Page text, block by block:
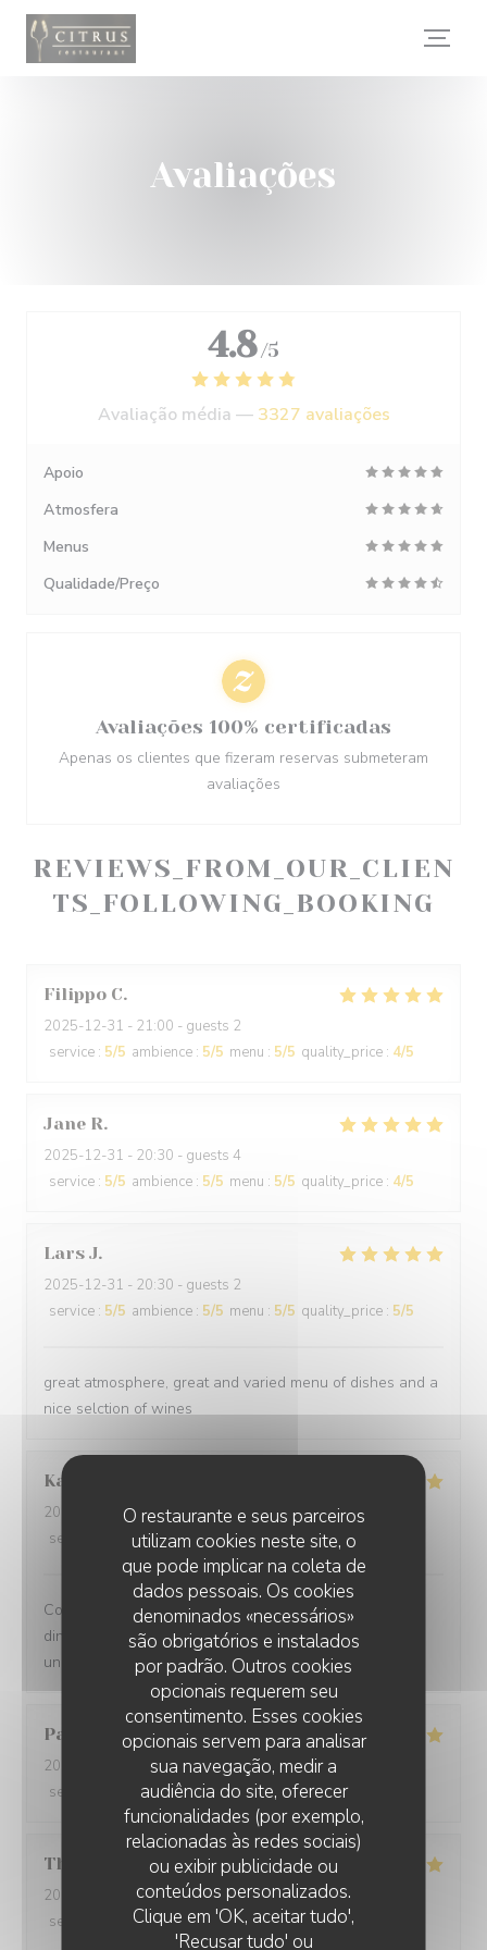
Painel de Gerenciamento de Cookies
O restaurante e seus parceiros
utilizam cookies neste site, o
que pode implicar na coleta de
dados pessoais. Os cookies
denominados «necessários»
são obrigatórios e instalados
por padrão. Outros cookies
opcionais requerem seu
consentimento. Esses cookies
opcionais servem para analisar
sua navegação, medir a
audiência do site, oferecer
funcionalidades (por exemplo,
relacionadas às redes sociais)
ou exibir publicidade ou
conteúdos personalizados.
Clique em 'OK, aceitar tudo',
'Recusar tudo' ou
Avaliações
REVIEWS_FROM_OUR_CLIEN
TS_FOLLOWING_BOOKING
Filippo C
2025-12-31 - 21:00 - guests 2
service : 5/5 ambience : 5/5 menu : 5/5 quality_price : 4/5
Jane R
2025-12-31 - 20:30 - guests 4
service : 5/5 ambience : 5/5 menu : 5/5 quality_price : 4/5
Lars J
2025-12-31 - 20:30 - guests 2
service : 5/5 ambience : 5/5 menu : 5/5 quality_price : 5/5
great atmosphere, great and varied menu of dishes and a
nice selction of wines
Kamil
2025-12-31 - 21:00 - guests 2
service
ambience :5/5 menu: 5/5 quality_price
Comprehensive restaurant with friendly service. The
dinner was tasty with fresh ingredients and served with
unexpected flavors.
Paolo
2025-12-29
- 20:00 - guests 2
service
ambience: 5/5 menu: 5 /5 quality_price
Thomas
2025-12-31
- 20:00 - guests 2
service
ambience:5 /5 menu:5/5 quality_price
4.8 /5
Avaliação média — 3327 avaliações
Apoio
Atmosfera
Menus
Qualidade/Preço
Avaliações 100% certificadas
Apenas os clientes que fizeram reservas submeteram
avaliações